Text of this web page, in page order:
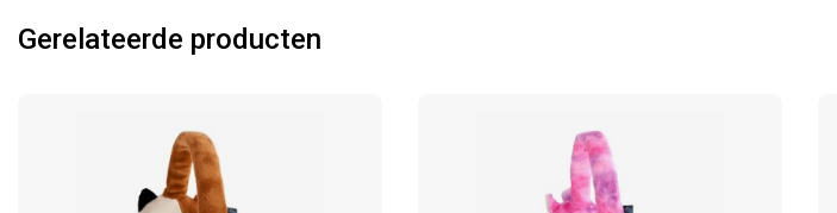
Gerelateerde producten